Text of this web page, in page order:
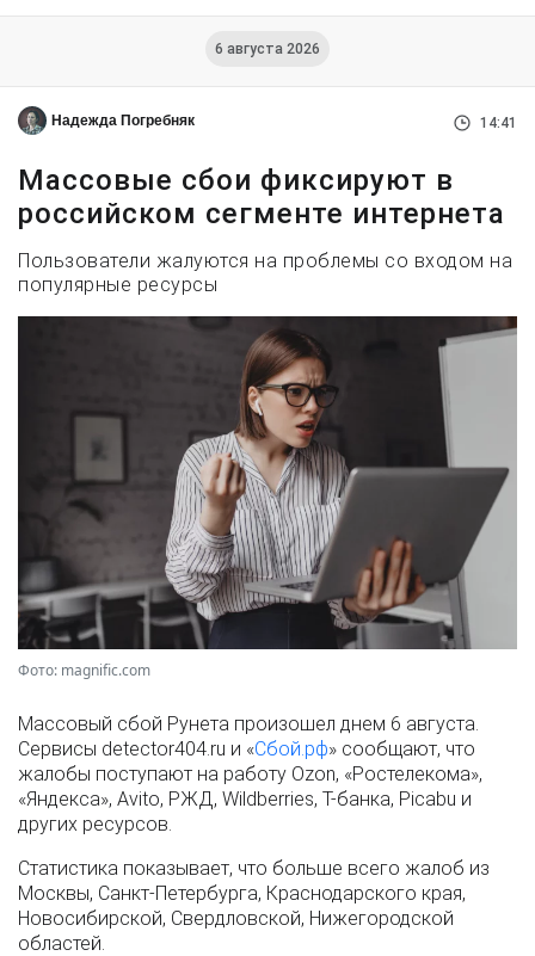
6 августа 2026
Надежда Погребняк 14:41
Массовые сбои фиксируют в
российском сегменте интернета
Пользователи жалуются на проблемы со входом на
популярные ресурсы
Фото: magnific.com
Массовый сбой Рунета произошел днем 6 августа.
Сервисы detector404.ru и «Сбой.рф» сообщают, что
жалобы поступают на работу Ozon, «Ростелекома»,
«Яндекса», Avito, РЖД, Wildberries, Т-банка, Picabu и
других ресурсов.
Статистика показывает, что больше всего жалоб из
Москвы, Санкт-Петербурга, Краснодарского края,
Новосибирской, Свердловской, Нижегородской
областей.